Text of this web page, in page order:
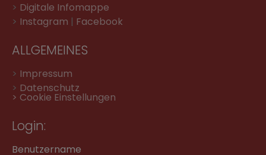
> Digitale Infomappe
> Instagram | Facebook
ALLGEMEINES
> Impressum
> Datenschutz
> Cookie Einstellungen
Login:
Benutzername